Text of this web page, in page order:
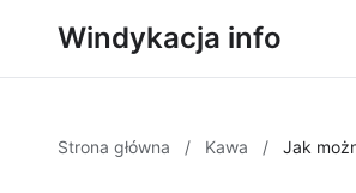
Windykacja info
Strona główna / Kawa / Jak